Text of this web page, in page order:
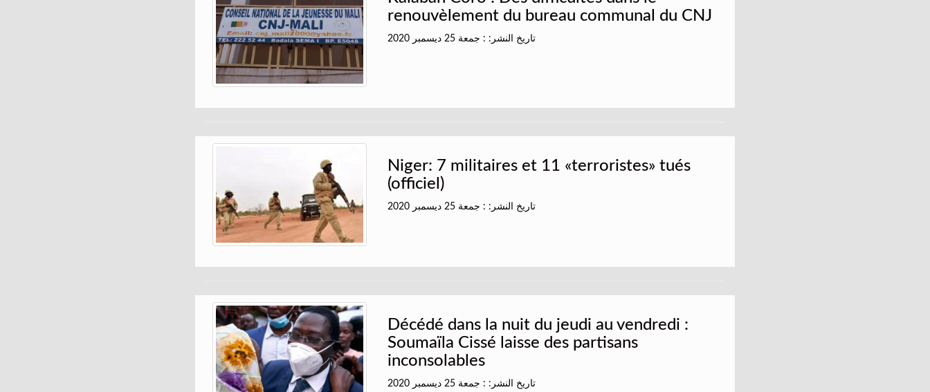
renouvèlement du bureau communal du CNJ
تاريخ النشر: : جمعة 25 ديسمبر 2020
Niger: 7 militaires et 11 «terroristes» tués
(officiel)
تاريخ النشر: : جمعة 25 ديسمبر 2020
Décédé dans la nuit du jeudi au vendredi :
Soumaïla Cissé laisse des partisans
inconsolables
تاريخ النشر: : جمعة 25 ديسمبر 2020